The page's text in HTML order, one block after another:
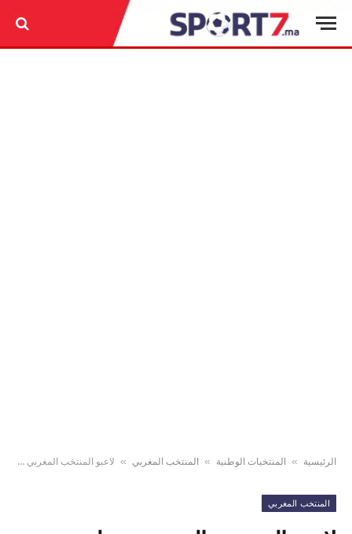
الرئيسية » المنتخبات الوطنية » المنتخب المغربي » لاعبو المنتخب المغربي يصلون القصر الملكي قبل استقبالهم من الملك محمد السادس
المنتخب المغربي